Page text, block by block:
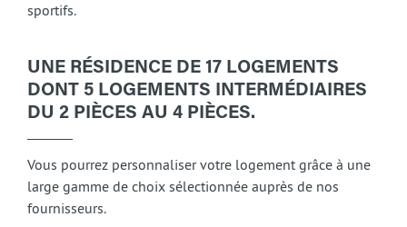
sportifs.
UNE RÉSIDENCE DE 17 LOGEMENTS
DONT 5 LOGEMENTS INTERMÉDIAIRES
DU 2 PIÈCES AU 4 PIÈCES.
Vous pourrez personnaliser votre logement grâce à une
large gamme de choix sélectionnée auprès de nos
fournisseurs.